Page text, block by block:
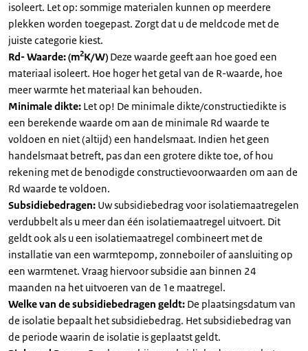
isoleert. Let op: sommige materialen kunnen op meerdere
plekken worden toegepast. Zorgt dat u de meldcode met de
juiste categorie kiest.
Rd- Waarde: (m2K/W) Deze waarde geeft aan hoe goed een
materiaal isoleert. Hoe hoger het getal van de R-waarde, hoe
meer warmte het materiaal kan behouden.
Minimale dikte: Let op! De minimale dikte/constructiedikte is
een berekende waarde om aan de minimale Rd waarde te
voldoen en niet (altijd) een handelsmaat. Indien het geen
handelsmaat betreft, pas dan een grotere dikte toe, of hou
rekening met de benodigde constructievoorwaarden om aan de
Rd waarde te voldoen.
Subsidiebedragen: Uw subsidiebedrag voor isolatiemaatregelen
verdubbelt als u meer dan één isolatiemaatregel uitvoert. Dit
geldt ook als u een isolatiemaatregel combineert met de
installatie van een warmtepomp, zonneboiler of aansluiting op
een warmtenet. Vraag hiervoor subsidie aan binnen 24
maanden na het uitvoeren van de 1e maatregel.
Welke van de subsidiebedragen geldt: De plaatsingsdatum van
de isolatie bepaalt het subsidiebedrag. Het subsidiebedrag van
de periode waarin de isolatie is geplaatst geldt.